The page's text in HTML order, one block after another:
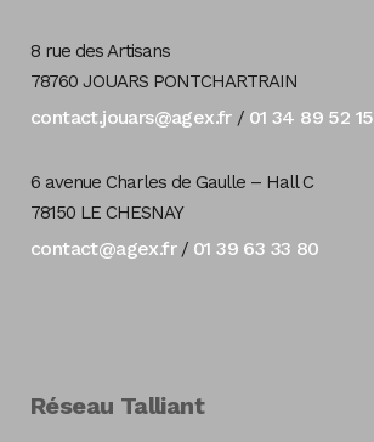
8 rue des Artisans
78760 JOUARS PONTCHARTRAIN
contact.jouars@agex.fr/ 01 34 89 52 15
6 avenue Charles de Gaulle – Hall C
78150 LE CHESNAY
contact@agex.fr/ 01 39 63 33 80
Réseau Talliant